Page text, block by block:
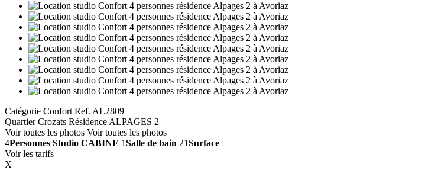
Catégorie Confort Ref. AL2809
Quartier Crozats Résidence ALPAGES 2
Voir toutes les photos Voir toutes les photos
4Personnes Studio CABINE 1Salle de bain 21Surface
Voir les tarifs
X